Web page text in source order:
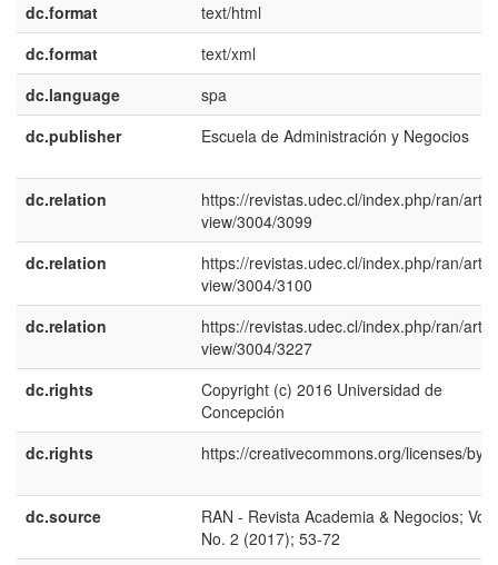
dc.format
text/html
dc.format
text/xml
dc.language
spa
dc.publisher
Escuela de Administración y Negocios
dc.relation
https://revistas.udec.cl/index.php/ran/
view/3004/3099
dc.relation
https://revistas.udec.cl/index.php/ran/
view/3004/3100
dc.relation
https://revistas.udec.cl/index.php/ran/
view/3004/3227
dc.rights
Copyright (c) 2016 Universidad de
Concepción
dc.rights
https://creativecommons.org/licenses/by/
dc.source
RAN - Revista Academia & Negocios; Vol.
No. 2 (2017); 53-72